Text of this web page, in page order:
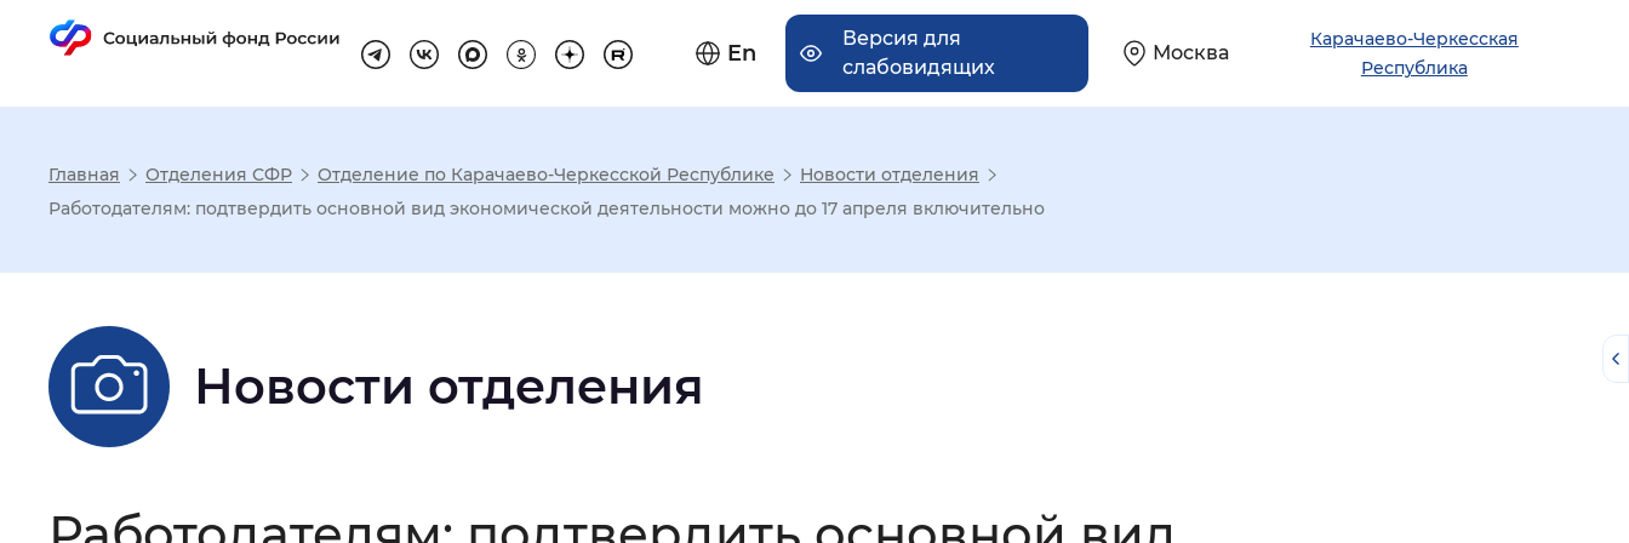
En
Версия для
слабовидящих
Москва
Карачаево-Черкесская
Республика
Настройка режима отображения
Шрифт: Без засечек С засечками
Интервал между буквами Большой
Главная Отделения СФР Отделение по Карачаево-Черкесской Республике
Новости отделения
Работодателям: подтвердить основной вид экономической деятельности можно до 17 апреля включительно
Новости отделения